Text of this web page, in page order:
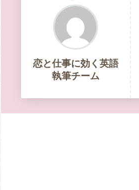
恋と仕事に効く英語
執筆チーム